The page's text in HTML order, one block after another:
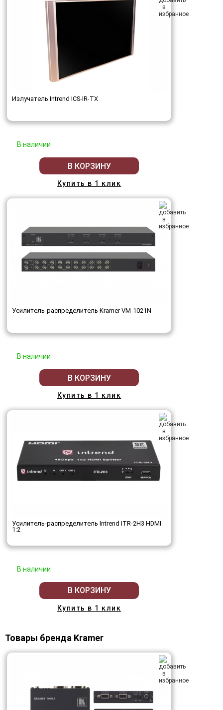
Излучатель Intrend ICS-IR-TX
В наличии
В КОРЗИНУ
Купить в 1 клик
Усилитель-распределитель Kramer VM-1021N
В наличии
В КОРЗИНУ
Купить в 1 клик
Усилитель-распределитель Intrend ITR-2H3 HDMI
1:2
В наличии
В КОРЗИНУ
Купить в 1 клик
Товары бренда Kramer